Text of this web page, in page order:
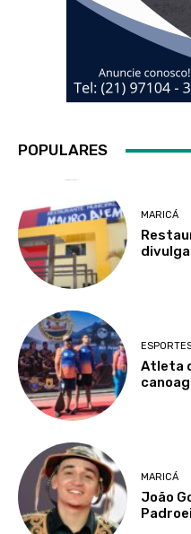
POPULARES
MARICÁ
Atleta
MARICÁ
João